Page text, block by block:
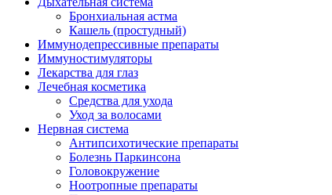
Бронхиальная астма
Кашель (простудный)
Иммунодепрессивные препараты
Иммуностимуляторы
Лекарства для глаз
Лечебная косметика
Средства для ухода
Уход за волосами
Нервная система
Антипсихотические препараты
Болезнь Паркинсона
Головокружение
Ноотропные препараты